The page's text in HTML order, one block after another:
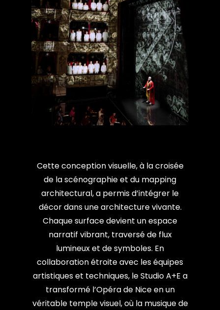
Cette conception visuelle, à la croisée
de la scénographie et du mapping
architectural, a permis d’intégrer le
décor dans une architecture vivante.
Chaque surface devient un espace
narratif vibrant, traversé de flux
lumineux et de symboles. En
collaboration étroite avec les équipes
artistiques et techniques, le Studio A+E a
transformé l’Opéra de Nice en un
véritable temple visuel, où la musique de